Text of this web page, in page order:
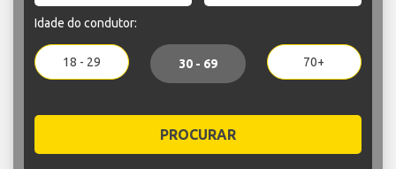
Idade do condutor:
18 - 29 30 - 69 70+
PROCURAR